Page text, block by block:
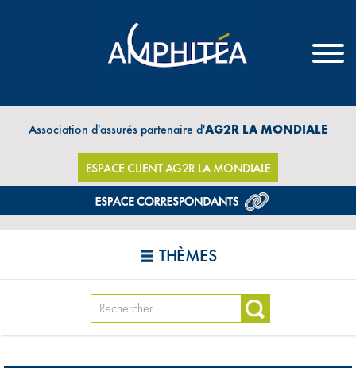
Association d'assurés partenaire d'AG2R LA MONDIALE
ESPACE CLIENT AG2R LA MONDIALE
THÈMES